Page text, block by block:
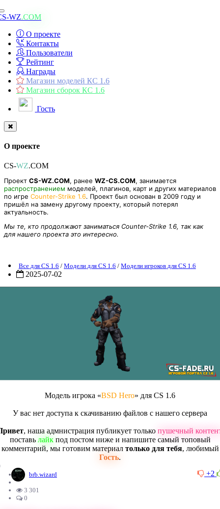
Toggle
navigation
WZ.COM
О проекте
Контакты
Пользователи
Рейтинг
Награды
Магазин моделей КС 1.6
Магазин сборок КС 1.6
Гость
О проекте
CS-WZ.COM
Проект CS-WZ.COM, ранее WZ-CS.COM, занимается
распространением моделей, плагинов, карт и других материалов
по игре Counter-Strike 1.6. Проект был основан в 2009 году и
пришёл на замену другому проекту, который потерял
актуальность.
Мы те, кто продолжают заниматься Counter-Strike 1.6, так как
для нашего проекта это интересно.
Все для CS 1.6 / Модели для CS 1.6 / Модели игроков для CS 1.6
2025-07-02
Модель игрока «BSD Hero» для CS 1.6
У вас нет доступа к скачиванию файлов с нашего сервера
, наша адмнистрация публикует только пушечный
поставь лайкпод постом ниже и напишите самый топовый
комментарий, мы готовим материал только для тебя, любимый
Гость.
+2
brb.wizard
3 301
0